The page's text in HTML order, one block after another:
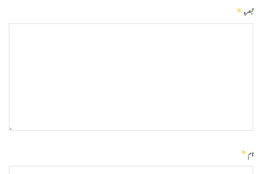
تبصرہ*
نام*